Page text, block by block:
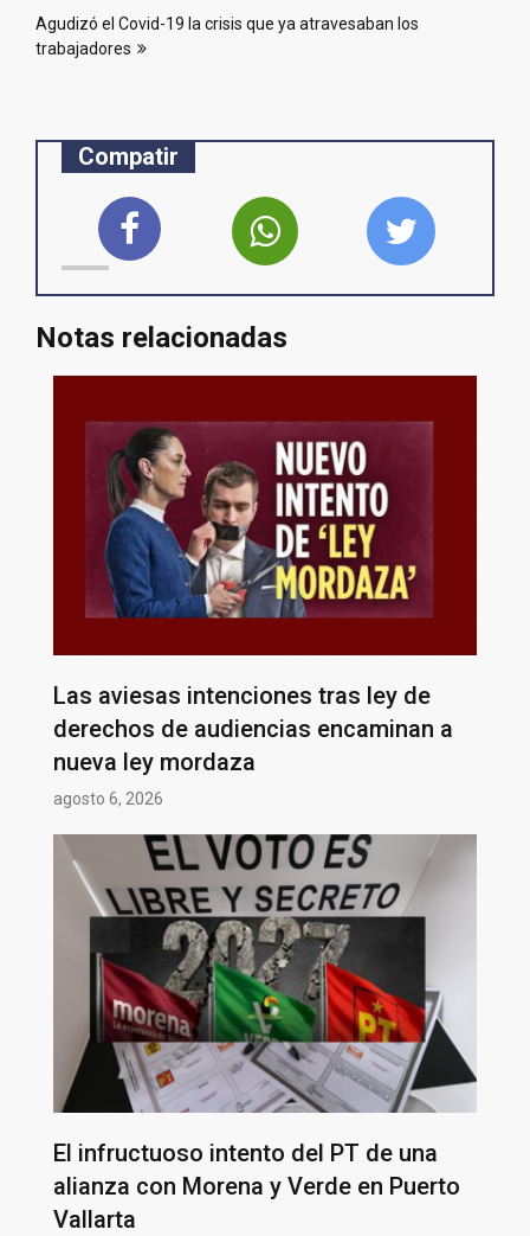
Agudizó el Covid-19 la crisis que ya atravesaban los
trabajadores
Compatir
Notas relacionadas
Las aviesas intenciones tras ley de
derechos de audiencias encaminan a
nueva ley mordaza
agosto 6, 2026
El infructuoso intento del PT de una
alianza con Morena y Verde en Puerto
Vallarta